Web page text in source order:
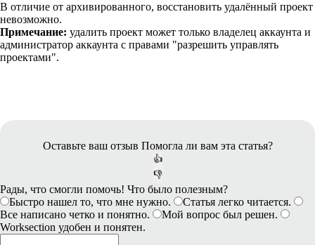
В отличие от архивированного, восстановить удалённый проект
невозможно.
Примечание: удалить проект может только владелец аккаунта и
администратор аккаунта с правами "разрешить управлять
проектами".
Оставьте ваш отзыв Помогла ли вам эта статья?
👍
👎
Рады, что смогли помочь! Что было полезным?
Быстро нашел то, что мне нужно.
Статья легко читается.
Все написано четко и понятно.
Мой вопрос был решен.
Worksection удобен и понятен.